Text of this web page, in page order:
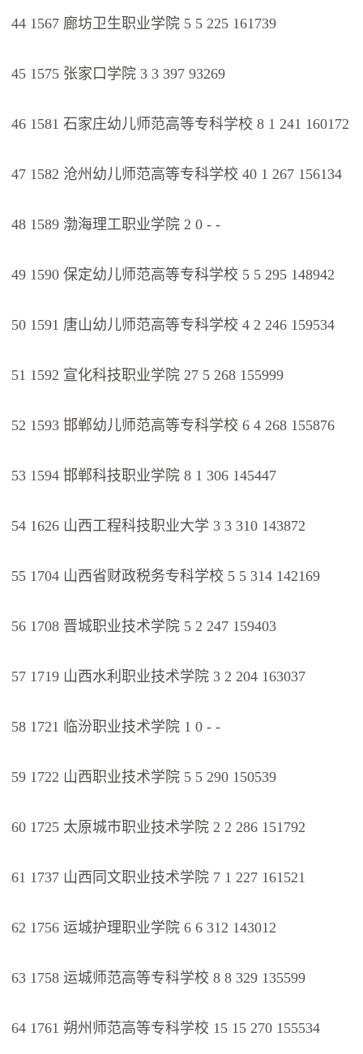
44 1567 廊坊卫生职业学院 5 5 225 161739
45 1575 张家口学院 3 3 397 93269
46 1581 石家庄幼儿师范高等专科学校 8 1 241 160172
47 1582 沧州幼儿师范高等专科学校 40 1 267 156134
48 1589 渤海理工职业学院 2 0 - -
49 1590 保定幼儿师范高等专科学校 5 5 295 148942
50 1591 唐山幼儿师范高等专科学校 4 2 246 159534
51 1592 宣化科技职业学院 27 5 268 155999
52 1593 邯郸幼儿师范高等专科学校 6 4 268 155876
53 1594 邯郸科技职业学院 8 1 306 145447
54 1626 山西工程科技职业大学 3 3 310 143872
55 1704 山西省财政税务专科学校 5 5 314 142169
56 1708 晋城职业技术学院 5 2 247 159403
57 1719 山西水利职业技术学院 3 2 204 163037
58 1721 临汾职业技术学院 1 0 - -
59 1722 山西职业技术学院 5 5 290 150539
60 1725 太原城市职业技术学院 2 2 286 151792
61 1737 山西同文职业技术学院 7 1 227 161521
62 1756 运城护理职业学院 6 6 312 143012
63 1758 运城师范高等专科学校 8 8 329 135599
64 1761 朔州师范高等专科学校 15 15 270 155534